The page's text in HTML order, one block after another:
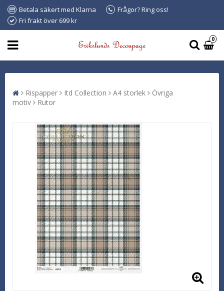
Betala säkert med Klarna
Frågor? Ring oss!
Fri frakt över 699 kr
0
Rispapper Itd Collection A4 storlek
Övriga
motiv
Rutor